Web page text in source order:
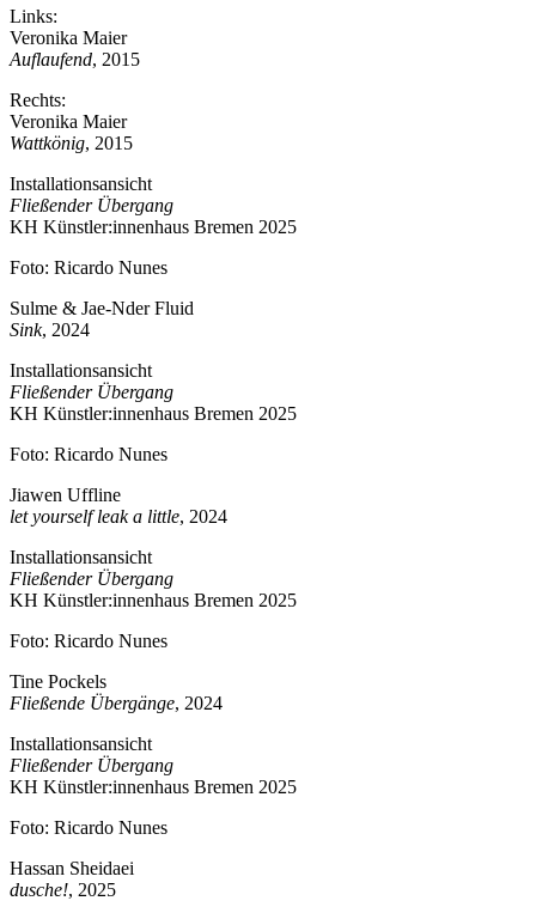
Links:
Veronika Maier
Auflaufend, 2015
Rechts:
Veronika Maier
Wattkönig, 2015
Installationsansicht
Fließender Übergang
KH Künstler:innenhaus Bremen 2025
Foto: Ricardo Nunes
Sulme & Jae-Nder Fluid
Sink, 2024
Installationsansicht
Fließender Übergang
KH Künstler:innenhaus Bremen 2025
Foto: Ricardo Nunes
Jiawen Uffline
let yourself leak a little, 2024
Installationsansicht
Fließender Übergang
KH Künstler:innenhaus Bremen 2025
Foto: Ricardo Nunes
Tine Pockels
Fließende Übergänge, 2024
Installationsansicht
Fließender Übergang
KH Künstler:innenhaus Bremen 2025
Foto: Ricardo Nunes
Hassan Sheidaei
dusche!, 2025